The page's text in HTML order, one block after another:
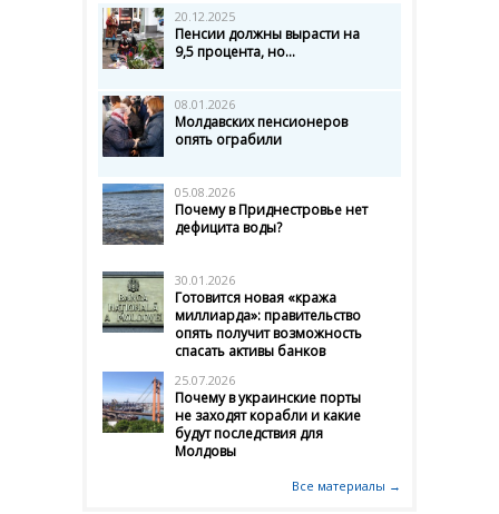
20.12.2025
Пенсии должны вырасти на
9,5 процента, но...
08.01.2026
Молдавских пенсионеров
опять ограбили
05.08.2026
Почему в Приднестровье нет
дефицита воды?
30.01.2026
Готовится новая «кража
миллиарда»: правительство
опять получит возможность
спасать активы банков
25.07.2026
Почему в украинские порты
не заходят корабли и какие
будут последствия для
Молдовы
Все материалы →